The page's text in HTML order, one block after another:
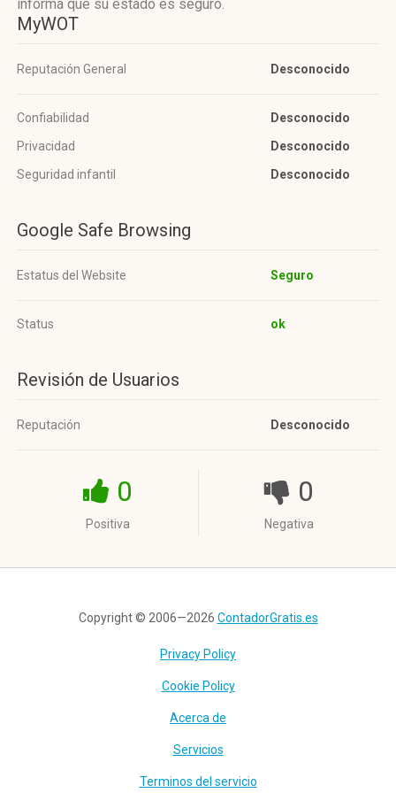
informa que su estado es seguro.
MyWOT
Reputación General Desconocido
Confiabilidad
Desconocido
Privacidad
Desconocido
Seguridad infantil
Desconocido
Google Safe Browsing
Estatus del Website Seguro
Status ok
Revisión de Usuarios
Reputación Desconocido
0
Positiva
0
Negativa
Copyright © 2006—2026 ContadorGratis.es
Privacy Policy
Cookie Policy
Acerca de
Servicios
Terminos del servicio